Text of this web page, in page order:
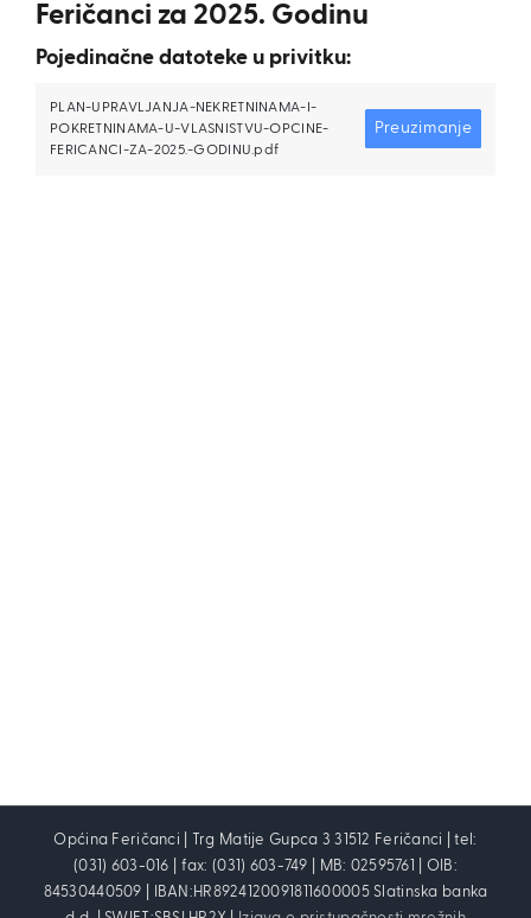
Feričanci za 2025. Godinu
Pojedinačne datoteke u privitku:
PLAN-UPRAVLJANJA-NEKRETNINAMA-I-
POKRETNINAMA-U-VLASNISTVU-OPCINE-
FERICANCI-ZA-2025.-GODINU.pdf
Preuzimanje
Općina Feričanci | Trg Matije Gupca 3 31512 Feričanci | tel:
(031) 603-016 | fax: (031) 603-749 | MB: 02595761 | OIB:
84530440509 | IBAN:HR8924120091811600005 Slatinska banka